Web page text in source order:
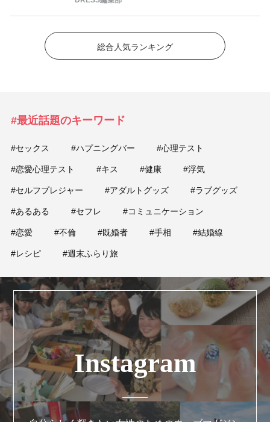
総合人気ランキング
#最近話題のキーワード
#セックス #ハプニングバー #心理テスト
#恋愛心理テスト #キス #健康 #浮気
#セルフプレジャー #アダルトグッズ #ラブグッズ
#あるある #セフレ #コミュニケーション
#恋愛 #不倫 #既婚者 #手相 #結婚線
#レシピ #週末ふらり旅
Instagram